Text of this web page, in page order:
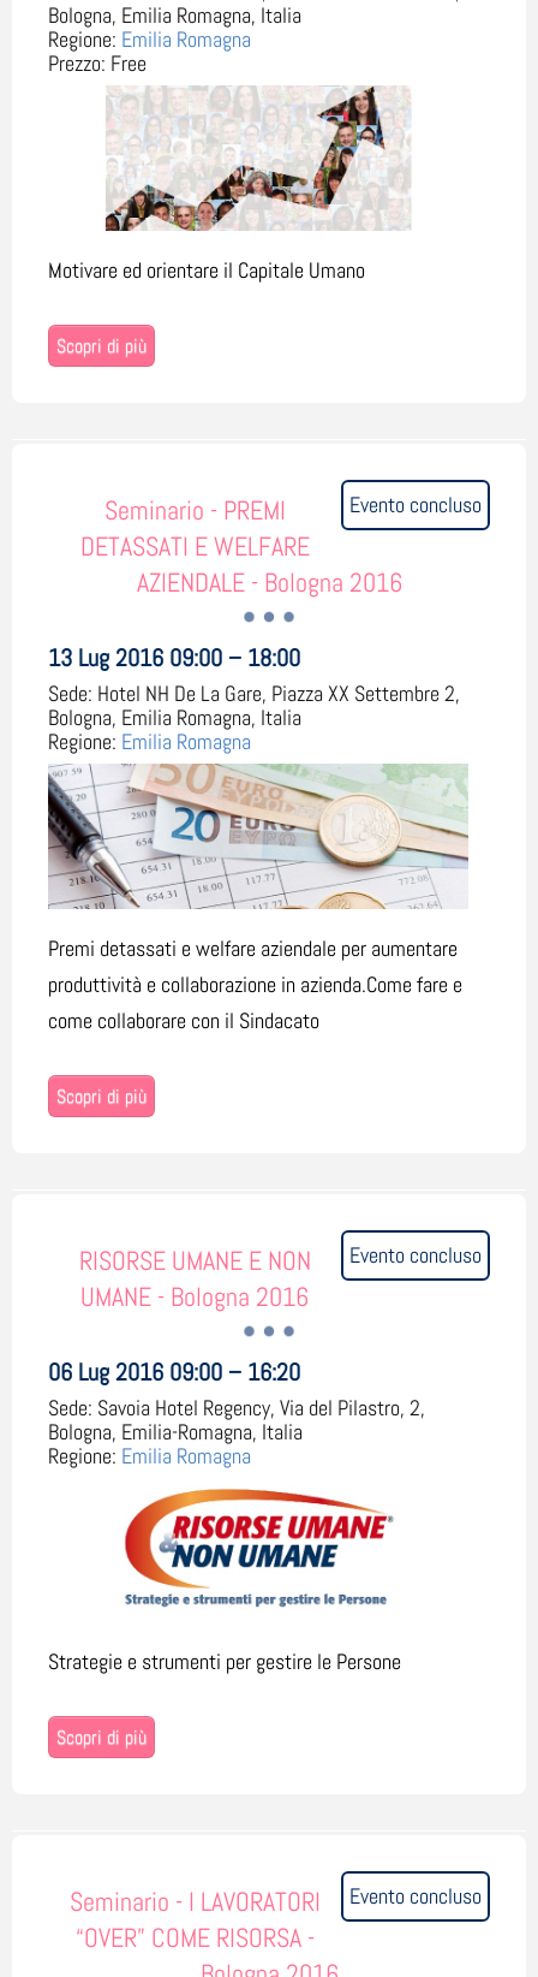
Bologna, Emilia Romagna, Italia
Regione: Emilia Romagna
Prezzo: Free
Motivare ed orientare il Capitale Umano
Scopri di più
Evento concluso
Seminario - PREMI
DETASSATI E WELFARE
AZIENDALE - Bologna 2016
13 Lug 2016 09:00 – 18:00
Sede: Hotel NH De La Gare, Piazza XX Settembre 2,
Bologna, Emilia Romagna, Italia
Regione: Emilia Romagna
Premi detassati e welfare aziendale per aumentare
produttività e collaborazione in azienda.Come fare e
come collaborare con il Sindacato
Scopri di più
Evento concluso
RISORSE UMANE E NON
UMANE - Bologna 2016
06 Lug 2016 09:00 – 16:20
Sede: Savoia Hotel Regency, Via del Pilastro, 2,
Bologna, Emilia-Romagna, Italia
Regione: Emilia Romagna
Strategie e strumenti per gestire le Persone
Scopri di più
Evento concluso
Seminario - I LAVORATORI
“OVER” COME RISORSA -